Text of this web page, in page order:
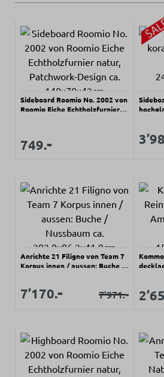
Sideboard Roomio No. 2002 von
Roomio Eiche Echtholzfurnier
Regulärer Preis:
Verkaufspreis:
749.-
Anrichte 21 Filigno von Team 7
Korpus innen / aussen: Buche /
Verkaufspreis:
7’170.- Regulärer Preis:
7’971.-